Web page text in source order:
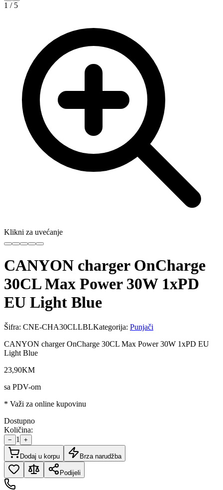
1 / 5
Klikni za uvećanje
CANYON charger OnCharge
30CL Max Power 30W 1xPD
EU Light Blue
Šifra: CNE-CHA30CLLBLKategorija: Punjači
CANYON charger OnCharge 30CL Max Power 30W 1xPD EU
Light Blue
23,90KM
sa PDV-om
* Važi za online kupovinu
Dostupno
Količina:
− 1 +
Dodaj u korpu Brza narudžba
Podijeli